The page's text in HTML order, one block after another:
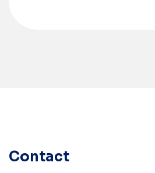
Contact